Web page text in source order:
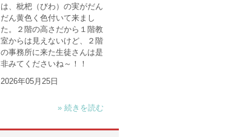
は、枇杷（びわ）の実がだん
だん黄色く色付いて来まし
た。２階の高さだから１階教
室からは見えないけど、２階
の事務所に来た生徒さんは是
非みてくださいね～！！
2026年05月25日
» 続きを読む